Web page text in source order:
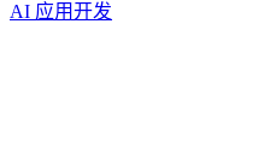
AI 应用开发